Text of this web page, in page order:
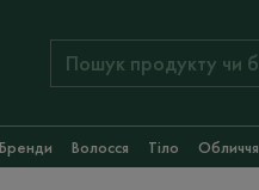
Волосся Тіло Обличчя